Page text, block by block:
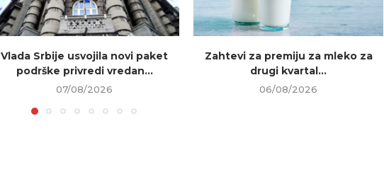
Vlada Srbije usvojila novi paket
podrške privredi vredan...
07/08/2026
Zahtevi za premiju za mleko za
drugi kvartal...
06/08/2026